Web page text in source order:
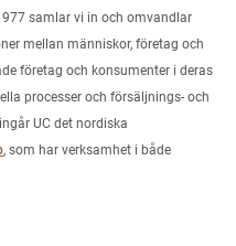
samlar vi in och omvandlar
mellan människor, företag och
företag och konsumenter i deras
processer och försäljnings- och
UC det nordiska
, som har verksamhet i både